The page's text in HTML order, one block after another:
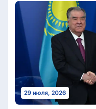
29 июля, 2026